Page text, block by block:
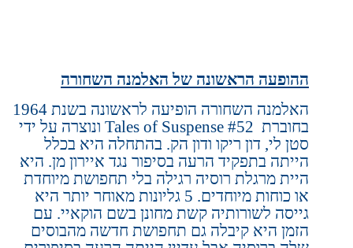
ההופעה הראשונה של האלמנה השחורה
האלמנה השחורה הופיעה לראשונה בשנת 1964
בחוברת Tales of Suspense #52 ונוצרה על ידי
סטן לי, דון ריקו ודון הק. בהתחלה היא בכלל
הייתה בתפקיד הרעה בסיפור נגד איירון מן. היא
היית מרגלת רוסיה רגילה בלי תחפושת מיוחדת
או כוחות מיוחדים. 5 גליונות מאוחר יותר היא
גייסה לשורותיה קשת מחונן בשם הוקאיי. עם
הזמן היא קיבלה גם תחפושת חדשה מהבוסים